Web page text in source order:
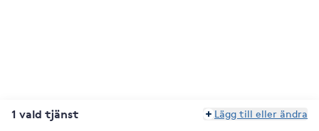
1 vald tjänst Lägg till eller ändra